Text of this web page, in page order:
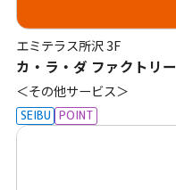
エミテラス所沢3F
カ・ラ・ダ ファクトリー
＜その他サービス＞
SEIBU POINT